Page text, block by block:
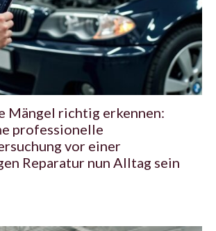
Mängel richtig erkennen:
professionelle
vor einer
Reparatur nun Alltag sein